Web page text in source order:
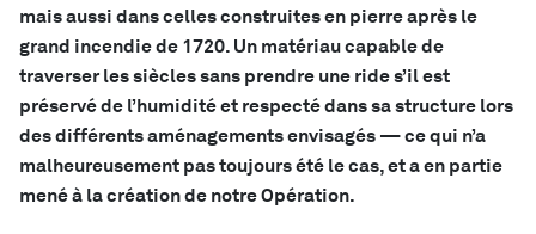
mais aussi dans celles construites en pierre après le
grand incendie de 1720. Un matériau capable de
traverser les siècles sans prendre une ride s’il est
préservé de l’humidité et respecté dans sa structure lors
des différents aménagements envisagés — ce qui n’a
malheureusement pas toujours été le cas, et a en partie
mené à la création de notre Opération.